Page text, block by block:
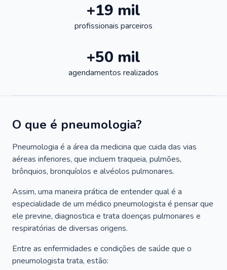
+19 mil
profissionais parceiros
+50 mil
agendamentos realizados
O que é pneumologia?
Pneumologia é a área da medicina que cuida das vias
aéreas inferiores, que incluem traqueia, pulmões,
brônquios, bronquíolos e alvéolos pulmonares.
Assim, uma maneira prática de entender qual é a
especialidade de um médico pneumologista é pensar que
ele previne, diagnostica e trata doenças pulmonares e
respiratórias de diversas origens.
Entre as enfermidades e condições de saúde que o
pneumologista trata, estão: